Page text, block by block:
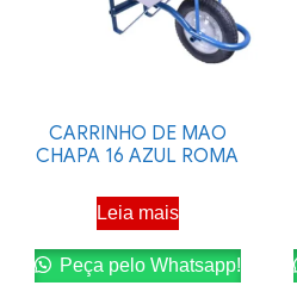
CARRINHO DE MAO
CHAPA 16 AZUL ROMA
Leia mais
Peça pelo Whatsapp!